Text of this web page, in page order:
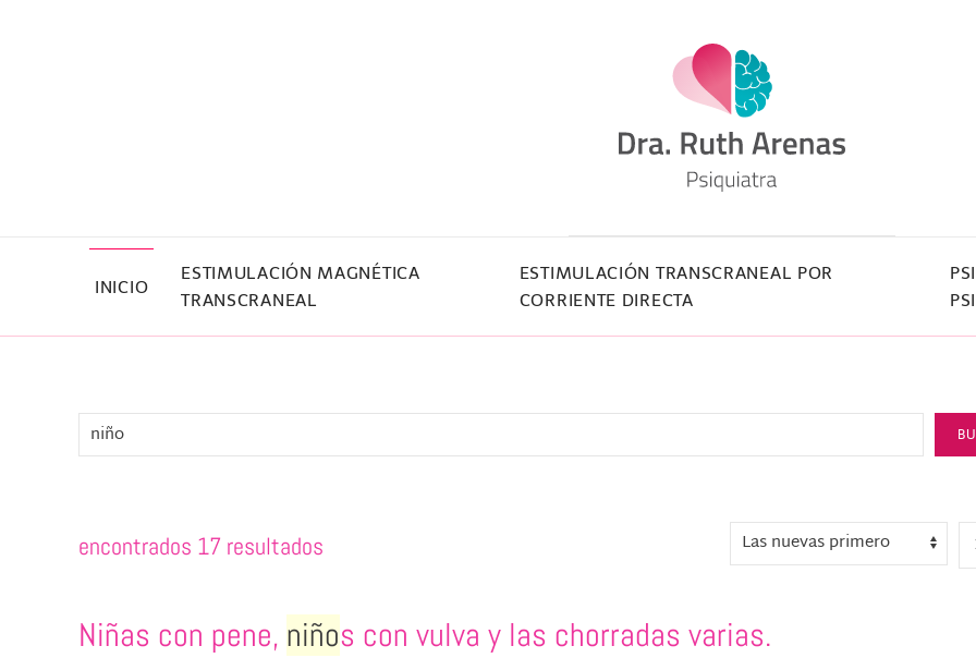
INICIO
ESTIMULACIÓN MAGNÉTICA
TRANSCRANEAL
ESTIMULACIÓN TRANSCRANEAL POR
CORRIENTE DIRECTA
encontrados 17 resultados
Niñas con pene, niños con vulva y las chorradas varias.